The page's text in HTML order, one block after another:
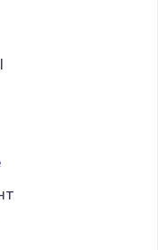
ZTE
Hiper
Evga
iru